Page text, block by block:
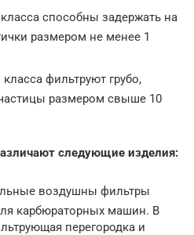
способны задержать на
размером не менее 1
фильтруют грубо,
размером свыше 10
следующие изделия:
воздушны фильтры
карбюраторных машин. В
перегородка и